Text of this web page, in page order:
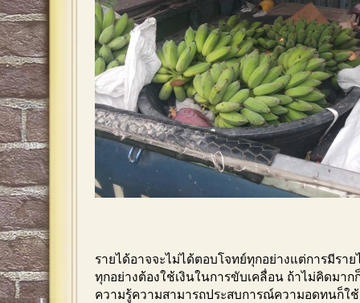
รายได้อาจจะไม่ได้ตอบโจทย์ทุกอย่างแต่การมีรา
ทุกอย่างต้องใช้เงินในการขับเคลื่อน ถ้าไม่คิดมาก
ความรู้ความสามารถประสบการณ์ความอดทนก็ใ